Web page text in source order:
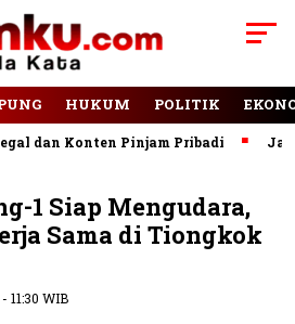
HUKUM POLITIK
Konten Pinjam Pribadi Jalan
1 Siap Mengudara,
Sama di Tiongkok
11:30 WIB